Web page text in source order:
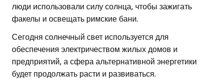
люди использовали силу солнца, чтобы зажигать
факелы и освещать римские бани.
Сегодня солнечный свет используется для
обеспечения электричеством жилых домов и
предприятий, а сфера альтернативной энергетики
будет продолжать расти и развиваться.